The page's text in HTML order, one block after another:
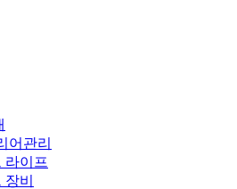
어관리
라이프
비